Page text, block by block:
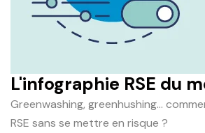
L'infographie RSE du
Greenwashing, greenhushing…
RSE sans se mettre en risque ?